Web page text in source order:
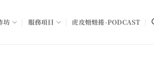
坊 服務項目 虎皮妞妞捲-PODCAST